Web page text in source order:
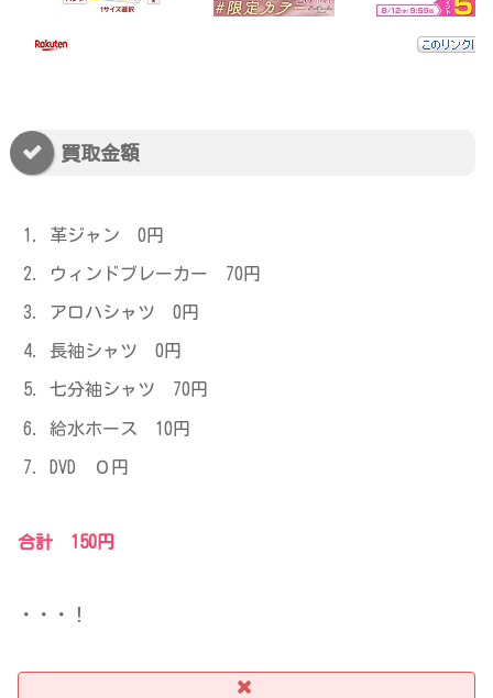
買取金額
革ジャン 0円
ウィンドブレーカー 70円
アロハシャツ 0円
長袖シャツ 0円
七分袖シャツ 70円
給水ホース 10円
DVD ０円
合計 150円
・・・！